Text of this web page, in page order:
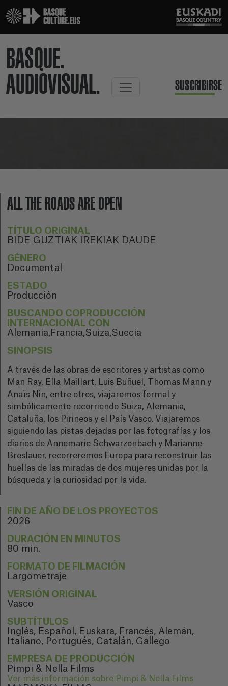
BASQUE.
AUDIOVISUAL.
SUSCRIBIRSE
ALL THE ROADS ARE OPEN
TÍTULO ORIGINAL
BIDE GUZTIAK IREKIAK DAUDE
GÉNERO
Documental
ESTADO
Producción
BUSCANDO COPRODUCCIÓN
INTERNACIONAL CON
Alemania,Francia,Suiza,Suecia
SINOPSIS
A través de las obras de escritores y artistas como
Man Ray, Ella Maillart, Luis Buñuel, Thomas Mann y
Anaïs Nin, entre otros, viajaremos formal y
simbólicamente recorriendo Suiza, Alemania,
Cataluña, los Pirineos y el País Vasco. Viajaremos
siguiendo las pistas dejadas por las fotografías y los
diarios de Annemarie Schwarzenbach y Marianne
Breslauer, recorreremos Europa para reconstruir las
huellas de las miradas de dos mujeres unidas por la
búsqueda y la curiosidad por la vida.
FIN DE AÑO DE LOS PROYECTOS
2026
DURACIÓN EN MINUTOS
80 min.
FORMATO DE FILMACIÓN
Largometraje
VERSIÓN ORIGINAL
Vasco
SUBTÍTULOS
Inglés, Español, Euskara, Francés, Alemán,
Italiano, Portugués, Catalán, Gallego
EMPRESA DE PRODUCCIÓN
Pimpi & Nella Films
Ver más información sobre Pimpi & Nella Films